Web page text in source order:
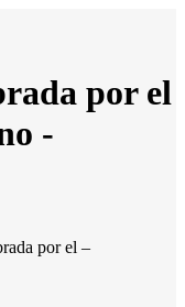
por el
-
por el –